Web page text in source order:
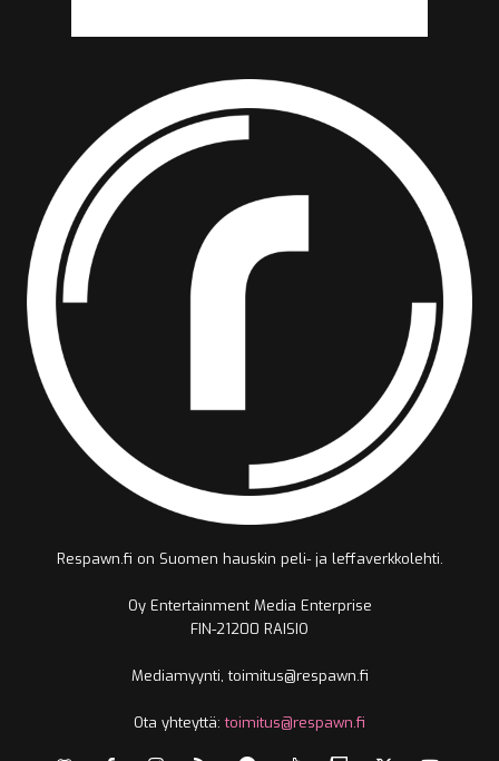
Respawn.fi on Suomen hauskin peli- ja leffaverkkolehti.
Oy Entertainment Media Enterprise
FIN-21200 RAISIO
Mediamyynti, toimitus@respawn.fi
Ota yhteyttä:toimitus@respawn.fi